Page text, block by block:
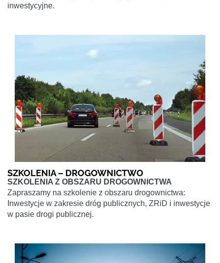
inwestycyjne.
SZKOLENIA – DROGOWNICTWO
SZKOLENIA Z OBSZARU DROGOWNICTWA
Zapraszamy na szkolenie z obszaru drogownictwa:
Inwestycje w zakresie dróg publicznych, ZRiD i inwestycje
w pasie drogi publicznej.